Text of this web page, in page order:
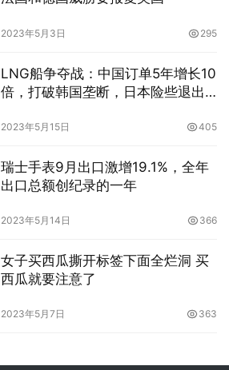
2023年5月3日 295
LNG船争夺战：中国订单5年增长10
倍，打破韩国垄断，日本险些退出
2023年5月15日 405
瑞士手表9月出口激增19.1%，全年
出口总额创纪录的一年
2023年5月14日 366
女子买西瓜撕开标签下面全烂洞 买
西瓜就要注意了
2023年5月7日 363